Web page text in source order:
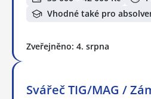
Vhodné také pro
Zveřejněno: 4. srpna
Svářeč TIG/MAG /